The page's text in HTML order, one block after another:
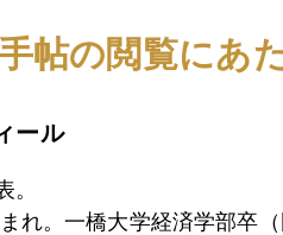
５０００ドル再突破、調整局面続
神奈川県警とは異なるスピード
帖の閲覧にあ
ール
。
れ。一橋大学経済学部卒